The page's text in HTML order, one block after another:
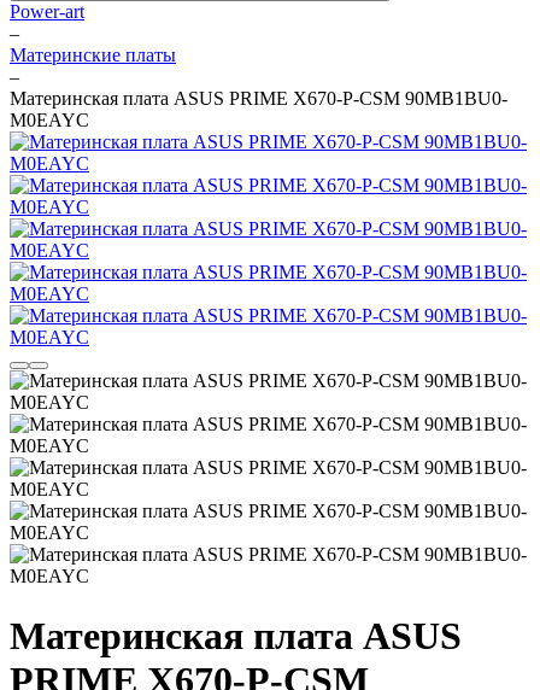
Power-art
–
Материнские платы
–
Материнская плата ASUS PRIME X670-P-CSM 90MB1BU0-
M0EAYC
Материнская плата ASUS
PRIME X670-P-CSM